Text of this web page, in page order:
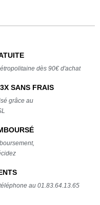
dès 90€ d'achat
SANS FRAIS
grâce au
au 01.83.64.13.65